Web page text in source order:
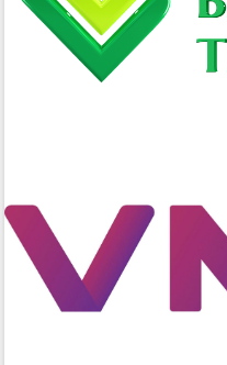
chúc mừng các bệnh viện nhân Ngày
Thầy thuốc Việt Nam
Rộn ràng lễ hội truyền thống Sông
cử đại biểu Quốc hội khoá XVI và đại
biểu HĐND tỉnh Đắk Lắk, nhiệm kỳ
2026-2031
Phát động hai phong trào thi đua quan
trọng trong kỷ nguyên mới